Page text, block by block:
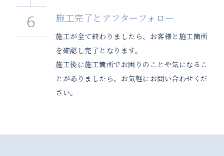
施工完了とアフターフォロー
施工が全て終わりましたら、お客様と施工箇所
を確認し完了となります。
施工後に施工箇所でお困りのことや気になるこ
とがありましたら、お気軽にお問い合わせくだ
さい。